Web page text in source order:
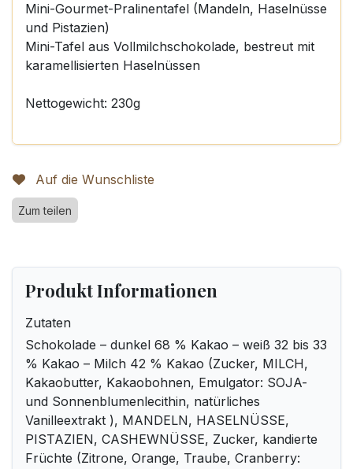
Mini-Gourmet-Pralinentafel (Mandeln, Haselnüsse
und Pistazien)
Mini-Tafel aus Vollmilchschokolade, bestreut mit
karamellisierten Haselnüssen
Nettogewicht: 230g
Auf die Wunschliste
Zum teilen
Produkt Informationen
Zutaten
Schokolade – dunkel 68 % Kakao – weiß 32 bis 33
% Kakao – Milch 42 % Kakao (Zucker, MILCH,
Kakaobutter, Kakaobohnen, Emulgator: SOJA-
und Sonnenblumenlecithin, natürliches
Vanilleextrakt ), MANDELN, HASELNÜSSE,
PISTAZIEN, CASHEWNÜSSE, Zucker, kandierte
Früchte (Zitrone, Orange, Traube, Cranberry: